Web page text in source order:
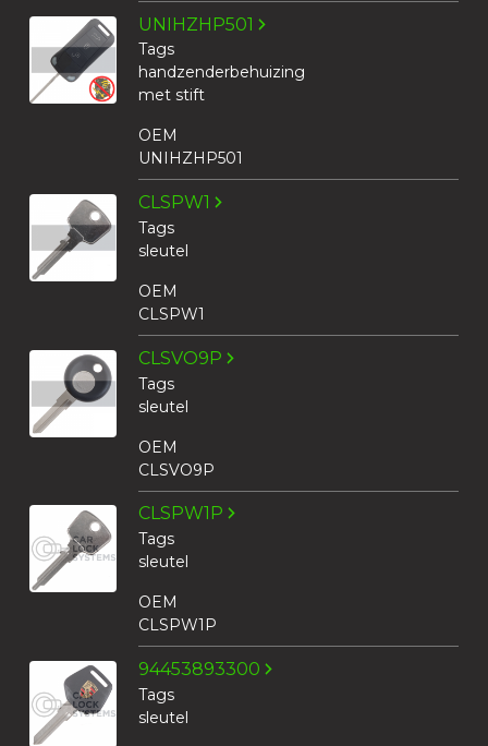
UNIHZHP501
Tags
handzenderbehuizing
met stift
OEM
UNIHZHP501
CLSPW1
Tags
sleutel
OEM
CLSPW1
CLSVO9P
Tags
sleutel
OEM
CLSVO9P
CLSPW1P
Tags
sleutel
OEM
CLSPW1P
94453893300
Tags
sleutel